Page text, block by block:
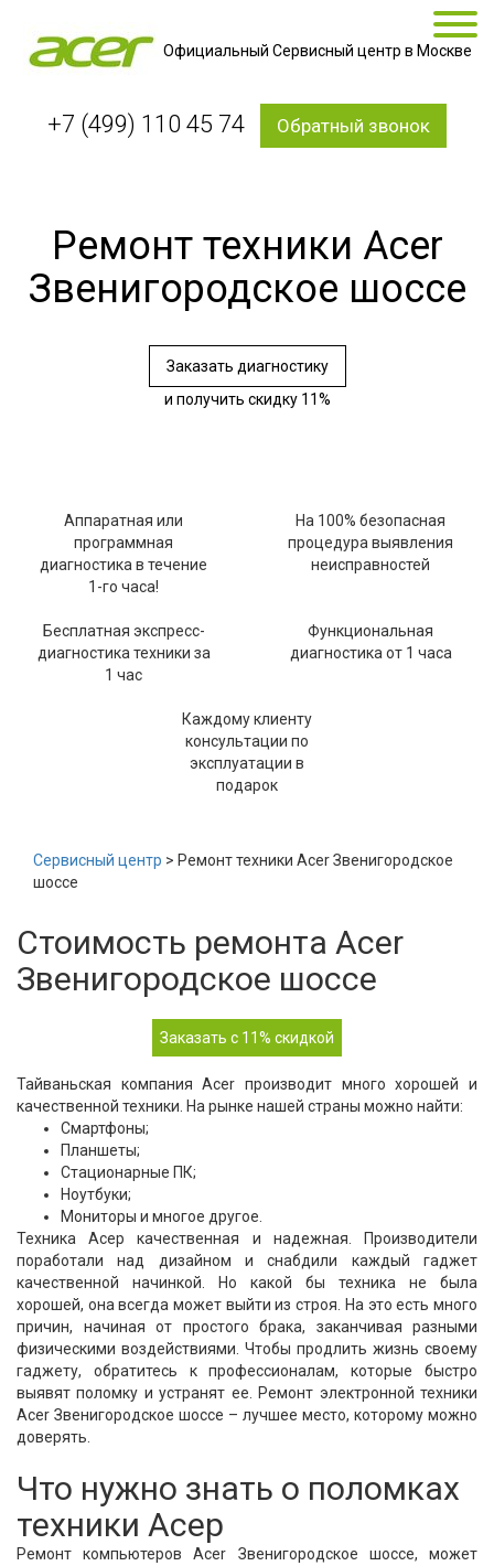
Официальный Сервисный центр в Москве
+7 (499) 110 45 74 Обратный звонок
Ремонт техники Acer
Звенигородское шоссе
Заказать диагностику
и получить скидку 11%
Аппаратная или
программная
диагностика в течение
1-го часа!
На 100% безопасная
процедура выявления
неисправностей
Бесплатная экспресс-
диагностика техники за
1 час
Функциональная
диагностика от 1 часа
Каждому клиенту
консультации по
эксплуатации в
подарок
Сервисный центр > Ремонт техники Acer Звенигородское
шоссе
Стоимость ремонта Acer
Звенигородское шоссе
Заказать с 11% скидкой
Тайваньская компания Acer производит много хорошей и
качественной техники. На рынке нашей страны можно найти:
Смартфоны;
Планшеты;
Стационарные ПК;
Ноутбуки;
Мониторы и многое другое.
Техника Асер качественная и надежная. Производители
поработали над дизайном и снабдили каждый гаджет
качественной начинкой. Но какой бы техника не была
хорошей, она всегда может выйти из строя. На это есть много
причин, начиная от простого брака, заканчивая разными
физическими воздействиями. Чтобы продлить жизнь своему
гаджету, обратитесь к профессионалам, которые быстро
выявят поломку и устранят ее. Ремонт электронной техники
Acer Звенигородское шоссе – лучшее место, которому можно
доверять.
Что нужно знать о поломках
техники Асер
Ремонт компьютеров Acer Звенигородское шоссе, может